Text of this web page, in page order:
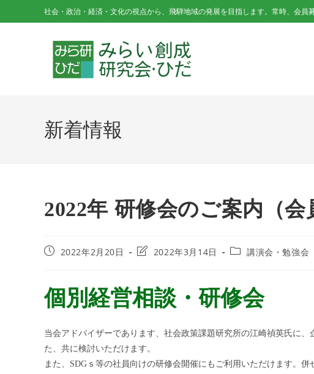
ン
社会・政治・経済・文化の視点から、飛騨地域の発展を目指します。常時、会員募
新着情報
2022年 研修会のご案内（会
投
開
日:
2022年2月20日
投
最
終
変
日:
2022年3月14日
投
テ
ゴ
リ
講演会・勉強会
個別経営相談・研修会
当会アドバイザーであります、社会政策課題研究所の江崎禎英氏に
た、共に検討いただけます。
また、SDGｓ等の社員向けの研修会開催にもご利用いただけます。